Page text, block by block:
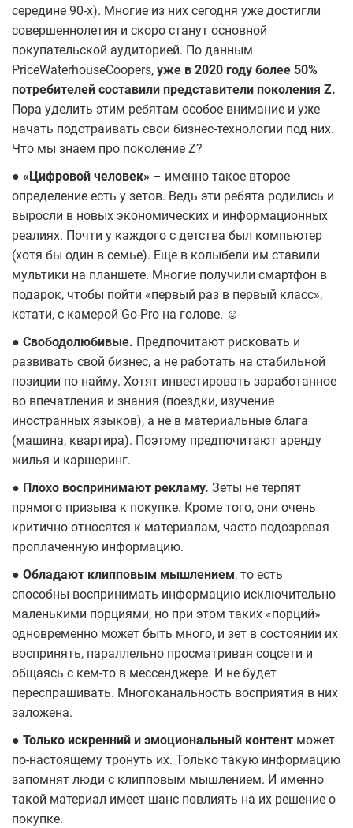
середине 90-х). Многие из них сегодня уже достигли
совершеннолетия и скоро станут основной
покупательской аудиторией. По данным
PriceWaterhouseCoopers, уже в 2020 году более 50%
потребителей составили представители поколения Z.
Пора уделить этим ребятам особое внимание и уже
начать подстраивать свои бизнес-технологии под них.
Что мы знаем про поколение Z?
● «Цифровой человек» – именно такое второе
определение есть у зетов. Ведь эти ребята родились и
выросли в новых экономических и информационных
реалиях. Почти у каждого с детства был компьютер
(хотя бы один в семье). Еще в колыбели им ставили
мультики на планшете. Многие получили смартфон в
подарок, чтобы пойти «первый раз в первый класс»,
кстати, с камерой Go-Pro на голове. ☺
● Свободолюбивые. Предпочитают рисковать и
развивать свой бизнес, а не работать на стабильной
позиции по найму. Хотят инвестировать заработанное
во впечатления и знания (поездки, изучение
иностранных языков), а не в материальные блага
(машина, квартира). Поэтому предпочитают аренду
жилья и каршеринг.
● Плохо воспринимают рекламу. Зеты не терпят
прямого призыва к покупке. Кроме того, они очень
критично относятся к материалам, часто подозревая
проплаченную информацию.
● Обладают клипповым мышлением, то есть
способны воспринимать информацию исключительно
маленькими порциями, но при этом таких «порций»
одновременно может быть много, и зет в состоянии их
воспринять, параллельно просматривая соцсети и
общаясь с кем-то в мессенджере. И не будет
переспрашивать. Многоканальность восприятия в них
заложена.
● Только искренний и эмоциональный контент может
по-настоящему тронуть их. Только такую информацию
запомнят люди с клипповым мышлением. И именно
такой материал имеет шанс повлиять на их решение о
покупке.